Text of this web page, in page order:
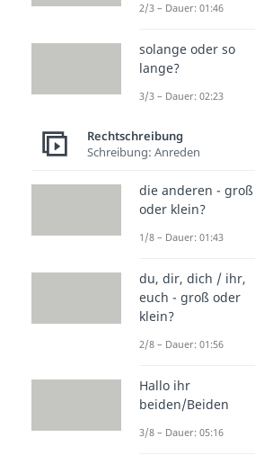
Es
Abkürzungen
teilen. Hier
Synonyme:
:
lachen)
ROFL :
Laughing
rollend vor
HAHA:
das den
imitiert)
Lachen
2/3 – Dauer: 01:46
solange oder so
lange?
3/3 – Dauer: 02:23
Rechtschreibung
Schreibung: Anreden
die anderen - groß
oder klein?
1/8 – Dauer: 01:43
du, dir, dich / ihr,
euch - groß oder
klein?
2/8 – Dauer: 01:56
Hallo ihr
beiden/Beiden
3/8 – Dauer: 05:16